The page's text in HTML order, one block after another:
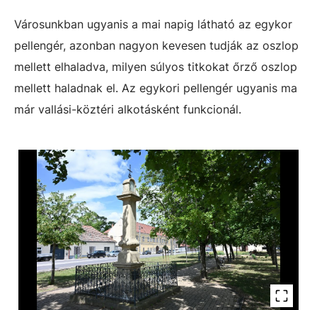
Városunkban ugyanis a mai napig látható az egykor
pellengér, azonban nagyon kevesen tudják az oszlop
mellett elhaladva, milyen súlyos titkokat őrző oszlop
mellett haladnak el. Az egykori pellengér ugyanis ma
már vallási-köztéri alkotásként funkcionál.